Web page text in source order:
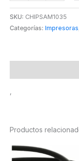
SKU: CHIPSAM1035
Categorías: Impresoras
Productos